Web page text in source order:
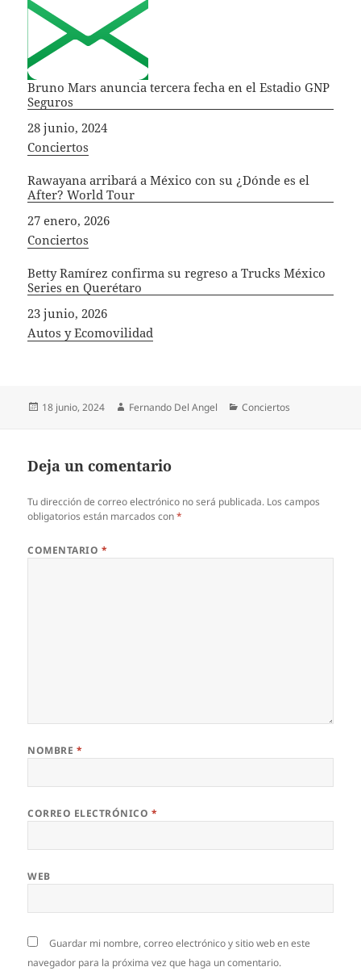
Bruno Mars anuncia tercera fecha en el Estadio GNP
Seguros
Fecha
28 junio, 2024
In relation to
Conciertos
Rawayana arribará a México con su ¿Dónde es el
After? World Tour
Fecha
27 enero, 2026
In relation to
Conciertos
Betty Ramírez confirma su regreso a Trucks México
Series en Querétaro
Fecha
23 junio, 2026
In relation to
Autos y Ecomovilidad
Publicado
18 junio, 2024 Autor
Fernando Del Angel Categorías
Conciertos
Deja un comentario
Tu dirección de correo electrónico no será publicada. Los campos
obligatorios están marcados con*
COMENTARIO *
NOMBRE *
CORREO ELECTRÓNICO *
WEB
Guardar mi nombre, correo electrónico y sitio web en este
navegador para la próxima vez que haga un comentario.